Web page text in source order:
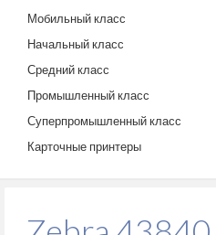
Мобильный класс
Начальный класс
Средний класс
Промышленный класс
Суперпромышленный класс
Карточные принтеры